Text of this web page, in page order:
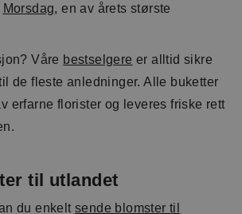
Morsdag, en av årets største
Våre bestselgere er alltid sikre
de fleste anledninger. Alle buketter
erfarne florister og leveres friske rett
til utlandet
du enkelt sende blomster til